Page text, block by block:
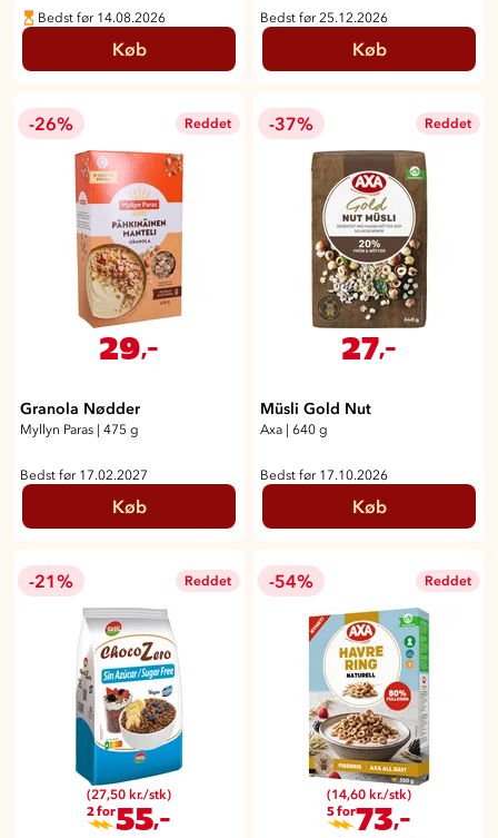
Bedst før 14.08.2026
Køb
Bedst før 25.12.2026
Køb
-26% Reddet
29 ,-
Granola Nødder
Myllyn Paras | 475 g
Bedst før 17.02.2027
Køb
-37% Reddet
27 ,-
Müsli Gold Nut
Axa | 640 g
Bedst før 17.10.2026
Køb
-21% Reddet
(27,50 kr./stk)
2 for55,-
-54% Reddet
(14,60 kr./stk)
5 for73,-